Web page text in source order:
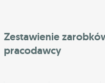
Zestawienie
pracodawcy